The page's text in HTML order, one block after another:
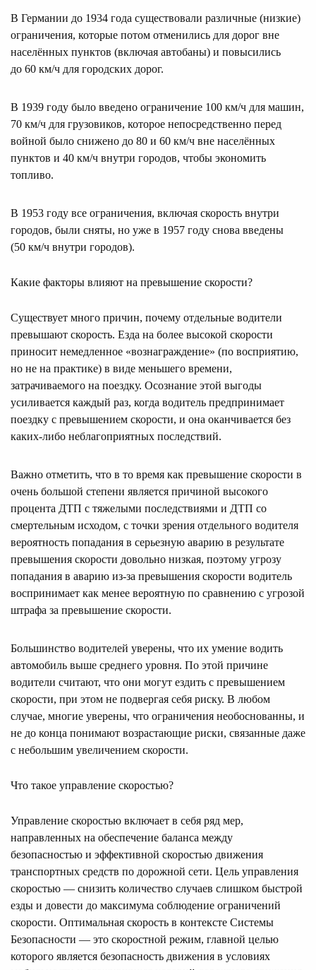
В Германии до 1934 года существовали различные (низкие)
ограничения, которые потом отменились для дорог вне
населённых пунктов (включая автобаны) и повысились
до 60 км/ч для городских дорог.
В 1939 году было введено ограничение 100 км/ч для машин,
70 км/ч для грузовиков, которое непосредственно перед
войной было снижено до 80 и 60 км/ч вне населённых
пунктов и 40 км/ч внутри городов, чтобы экономить
топливо.
В 1953 году все ограничения, включая скорость внутри
городов, были сняты, но уже в 1957 году снова введены
(50 км/ч внутри городов).
Какие факторы влияют на превышение скорости?
Существует много причин, почему отдельные водители
превышают скорость. Езда на более высокой скорости
приносит немедленное «вознаграждение» (по восприятию,
но не на практике) в виде меньшего времени,
затрачиваемого на поездку. Осознание этой выгоды
усиливается каждый раз, когда водитель предпринимает
поездку с превышением скорости, и она оканчивается без
каких-либо неблагоприятных последствий.
Важно отметить, что в то время как превышение скорости в
очень большой степени является причиной высокого
процента ДТП с тяжелыми последствиями и ДТП со
смертельным исходом, с точки зрения отдельного водителя
вероятность попадания в серьезную аварию в результате
превышения скорости довольно низкая, поэтому угрозу
попадания в аварию из-за превышения скорости водитель
воспринимает как менее вероятную по сравнению с угрозой
штрафа за превышение скорости.
Большинство водителей уверены, что их умение водить
автомобиль выше среднего уровня. По этой причине
водители считают, что они могут ездить с превышением
скорости, при этом не подвергая себя риску. В любом
случае, многие уверены, что ограничения необоснованны, и
не до конца понимают возрастающие риски, связанные даже
с небольшим увеличением скорости.
Что такое управление скоростью?
Управление скоростью включает в себя ряд мер,
направленных на обеспечение баланса между
безопасностью и эффективной скоростью движения
транспортных средств по дорожной сети. Цель управления
скоростью — снизить количество случаев слишком быстрой
езды и довести до максимума соблюдение ограничений
скорости. Оптимальная скорость в контексте Системы
Безопасности — это скоростной режим, главной целью
которого является безопасность движения в условиях